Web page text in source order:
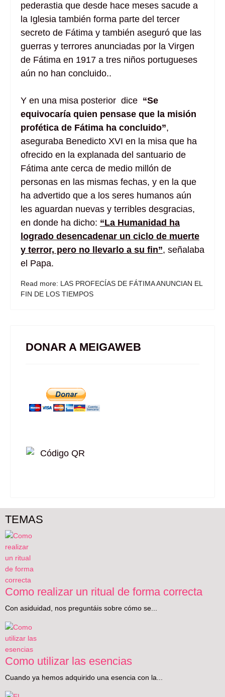
pederastia que desde hace meses sacude a
la Iglesia también forma parte del tercer
secreto de Fátima y también aseguró que las
guerras y terrores anunciadas por la Virgen
de Fátima en 1917 a tres niños portugueses
aún no han concluido..
Y en una misa posterior dice “Se
equivocaría quien pensase que la misión
profética de Fátima ha concluido”,
aseguraba Benedicto XVI en la misa que ha
ofrecido en la explanada del santuario de
Fátima ante cerca de medio millón de
personas en las mismas fechas, y en la que
ha advertido que a los seres humanos aún
les aguardan nuevas y terribles desgracias,
en donde ha dicho: “La Humanidad ha
logrado desencadenar un ciclo de muerte
y terror, pero no llevarlo a su fin”, señalaba
el Papa.
Read more: LAS PROFECÍAS DE FÁTIMA ANUNCIAN EL
FIN DE LOS TIEMPOS
DONAR A MEIGAWEB
TEMAS
Como realizar un ritual de forma correcta
Con asiduidad, nos preguntáis sobre cómo se...
Como utilizar las esencias
Cuando ya hemos adquirido una esencia con la...